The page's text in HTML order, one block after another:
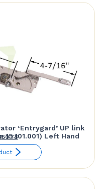
:est :
‘Entrygard’ UP link
Left Hand
:
50.78Le
prix
est :